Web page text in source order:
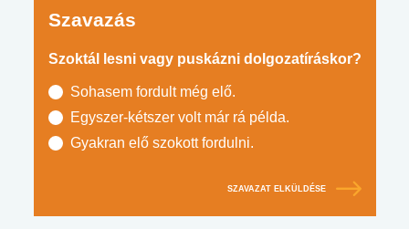
Szavazás
Szoktál lesni vagy puskázni dolgozatíráskor?
Sohasem fordult még elő.
Egyszer-kétszer volt már rá példa.
Gyakran elő szokott fordulni.
SZAVAZAT ELKÜLDÉSE